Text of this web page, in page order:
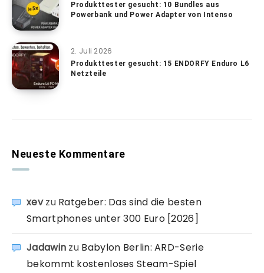
Produkttester gesucht: 10 Bundles aus
Powerbank und Power Adapter von Intenso
2. Juli 2026
Produkttester gesucht: 15 ENDORFY Enduro L6
Netzteile
Neueste Kommentare
xevzu Ratgeber: Das sind die besten
Smartphones unter 300 Euro [2026]
Jadawin zu Babylon Berlin: ARD-Serie
bekommt kostenloses Steam-Spiel